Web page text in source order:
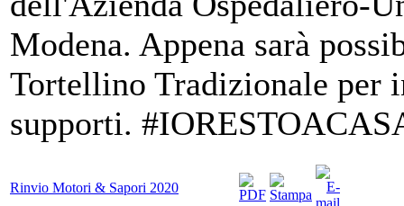
Modena. Appena sarà
Tortellino Tradizionale per
supporti.
Rinvio Motori & Sapori 2020